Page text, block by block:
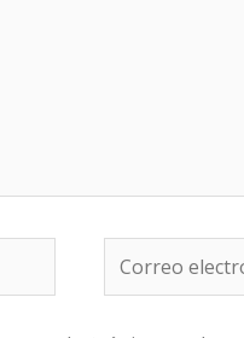
Correo
electrónico*